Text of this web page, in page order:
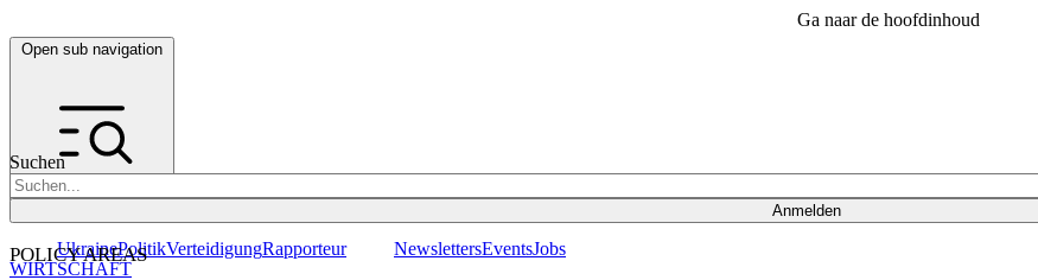
Ga naar de hoofdinhoud
Open sub navigation
Suchen
Anmelden
POLICY AREAS
UkrainePolitikVerteidigungRapporteur NewslettersEventsJobs
WIRTSCHAFT